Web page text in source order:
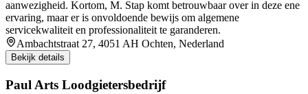
aanwezigheid. Kortom, M. Stap komt betrouwbaar over in deze ene
ervaring, maar er is onvoldoende bewijs om algemene
servicekwaliteit en professionaliteit te garanderen.
Ambachtstraat 27, 4051 AH Ochten, Nederland
Bekijk details
Paul Arts Loodgietersbedrijf